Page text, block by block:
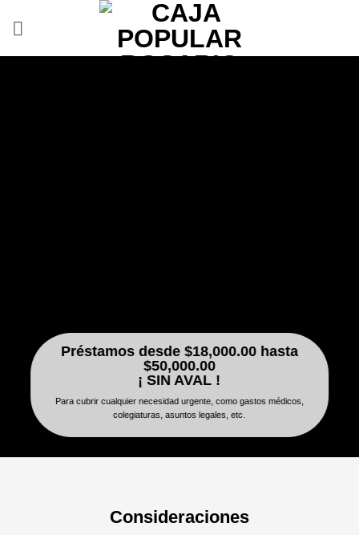
Préstamos desde $18,000.00 hasta
$50,000.00
¡ SIN AVAL !
Para cubrir cualquier necesidad urgente, como gastos médicos,
colegiaturas, asuntos legales, etc.
Consideraciones